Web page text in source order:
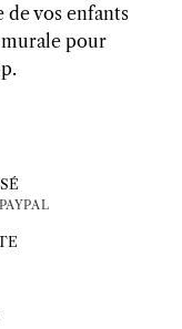
de vos enfants
pour